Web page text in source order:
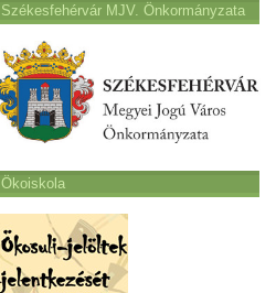
Székesfehérvár MJV. Önkormányzata
Ökoiskola